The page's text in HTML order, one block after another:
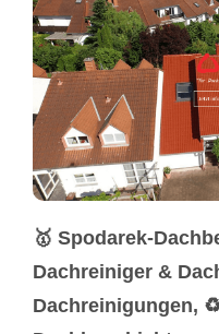
🥇 Spodarek-
Dachreiniger &
Dachreinigungen,